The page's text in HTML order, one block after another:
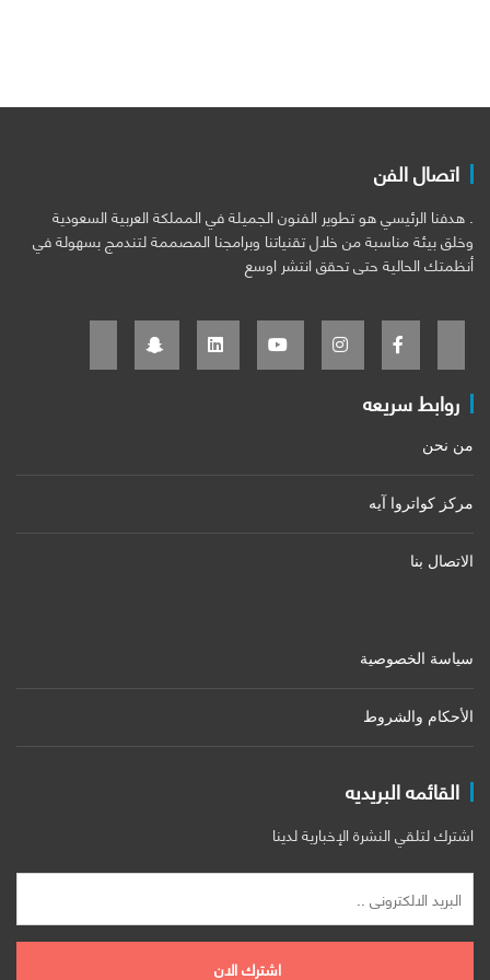
اتصال الفن
. هدفنا الرئيسي هو تطوير الفنون الجميلة في المملكة العربية السعودية
وخلق بيئة مناسبة من خلال تقنياتنا وبرامجنا المصممة لتندمج بسهولة في
أنظمتك الحالية حتى تحقق انتشر اوسع
روابط سريعه
من نحن
مركز كواتروا آيه
الاتصال بنا
سياسة الخصوصية
الأحكام والشروط
القائمه البريديه
اشترك لتلقي النشرة الإخبارية لدينا